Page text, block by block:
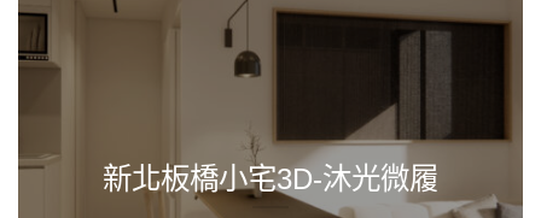
新北板橋小宅3D-沐光微履